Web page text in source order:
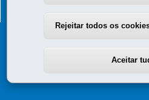
Rejeitar todos os
Aceitar